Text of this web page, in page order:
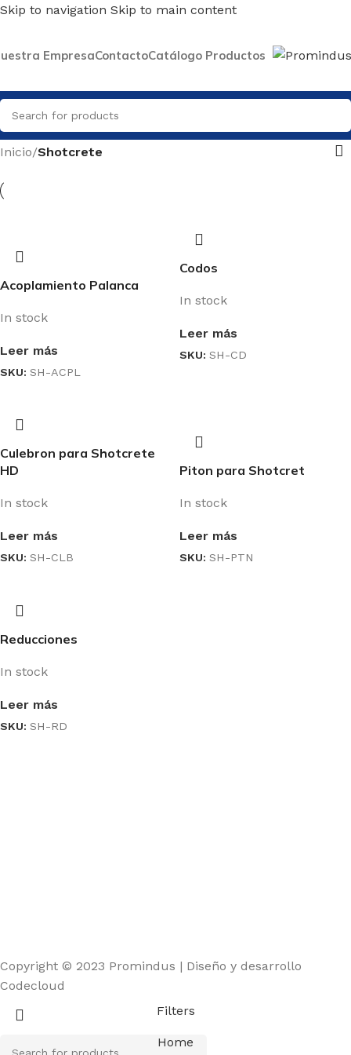
Skip to navigation Skip to main content
EmpresaContactoCatálogo Productos
Inicio/Shotcrete
Acoplamiento Palanca
In stock
Leer más
SKU: SH-ACPL
Codos
In stock
Leer más
SKU: SH-CD
Culebron para Shotcrete
HD
In stock
Leer más
SKU: SH-CLB
Piton para Shotcret
In stock
Leer más
SKU: SH-PTN
Reducciones
In stock
Leer más
SKU: SH-RD
Copyright © 2023 Promindus | Diseño y desarrollo
Codecloud
Filters
Home